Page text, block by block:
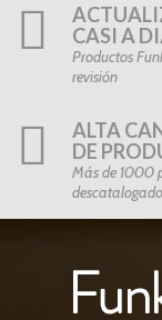
CASI A
Productos
revisión
ALTA
DE
Más de 1000